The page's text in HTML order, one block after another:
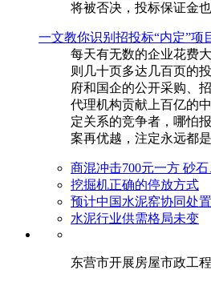
将被否决，投标保证金
一文教你识别招投标“内定”项
每天有无数的企业花费
则几十页多达几百页的
府和国企的公开采购、
代理机构贡献上百亿的
定关系的竞争者，哪怕
案再优越，注定永远都
商混冲击700元一方 砂
挖掘机正确的停放方式
预计中国水泥窑协同处
水泥行业供需格局未变
东营市开展房屋市政工